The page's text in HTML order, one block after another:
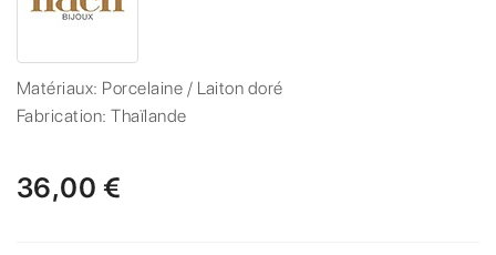
Matériaux: Porcelaine / Laiton doré
Fabrication:Thaïlande
36,00 €